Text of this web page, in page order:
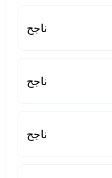
ناجح
ناجح
ناجح